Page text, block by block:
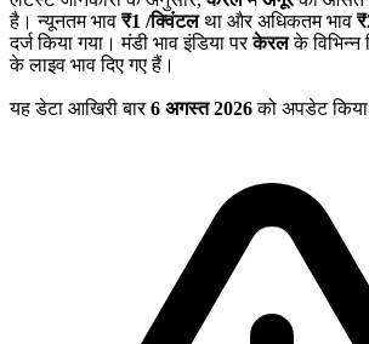
है। न्यूनतम भाव ₹1 /क्विंटलथा और अधिकतम भाव ₹
दर्ज किया गया। मंडी भाव इंडिया परकेरलके विभिन्न
के लाइव भाव दिए गए हैं।
यह डेटा आखिरी बार6 अगस्त 2026को अपडेट किया